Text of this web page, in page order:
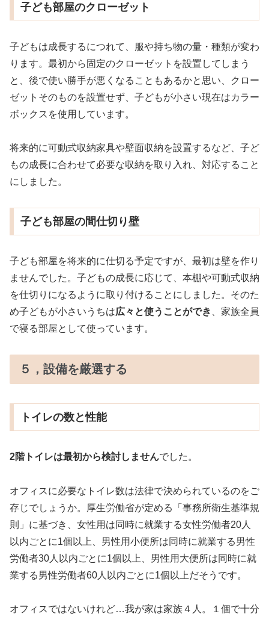
子ども部屋のクローゼット
子どもは成長するにつれて、服や持ち物の量・種類が変わ
ります。最初から固定のクローゼットを設置してしまう
と、後で使い勝手が悪くなることもあるかと思い、クロー
ゼットそのものを設置せず、子どもが小さい現在はカラー
ボックスを使用しています。
将来的に可動式収納家具や壁面収納を設置するなど、子ど
もの成長に合わせて必要な収納を取り入れ、対応すること
にしました。
子ども部屋の間仕切り壁
子ども部屋を将来的に仕切る予定ですが、最初は壁を作り
ませんでした。子どもの成長に応じて、本棚や可動式収納
を仕切りになるように取り付けることにしました。そのた
め子どもが小さいうちは広々と使うことができ
、家族全員
で寝る部屋として使っています。
５，設備を厳選する
トイレの数と性能
2階トイレは最初から検討しませんでした。
オフィスに必要なトイレ数は法律で決められているのをご
存じでしょうか。厚生労働省が定める「事務所衛生基準規
則」に基づき、女性用は同時に就業する女性労働者20人
以内ごとに1個以上、男性用小便所は同時に就業する男性
労働者30人以内ごとに1個以上、男性用大便所は同時に就
業する男性労働者60人以内ごとに1個以上だそうです。
オフィスではないけれど…我が家は家族４人。１個で十分